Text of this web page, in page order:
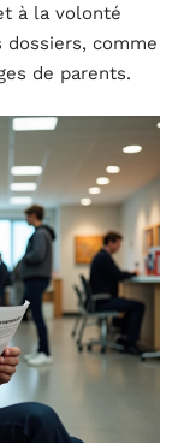
à la volonté
dossiers, comme
de parents.